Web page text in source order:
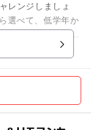
レンジしましょ